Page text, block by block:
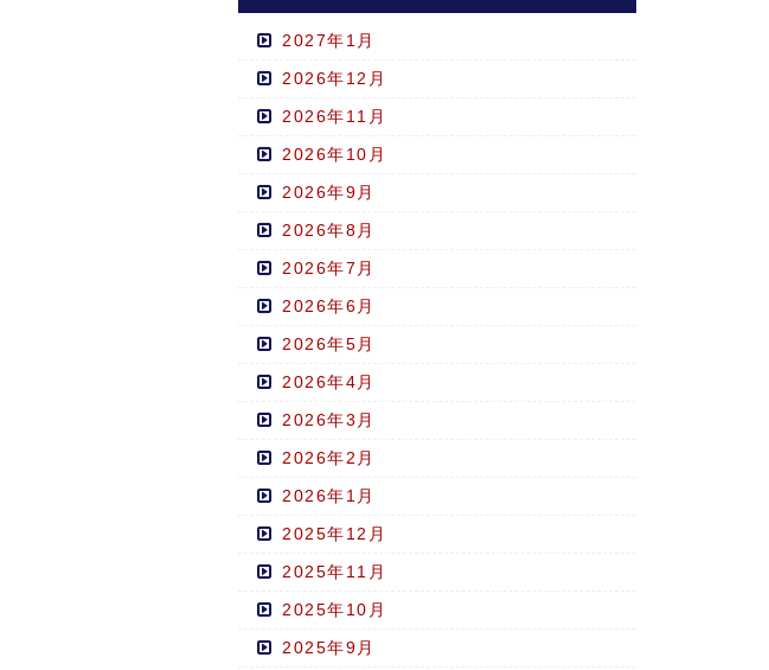
2027年1月
2026年12月
2026年11月
2026年10月
2026年9月
2026年8月
2026年7月
2026年6月
2026年5月
2026年4月
2026年3月
2026年2月
2026年1月
2025年12月
2025年11月
2025年10月
2025年9月